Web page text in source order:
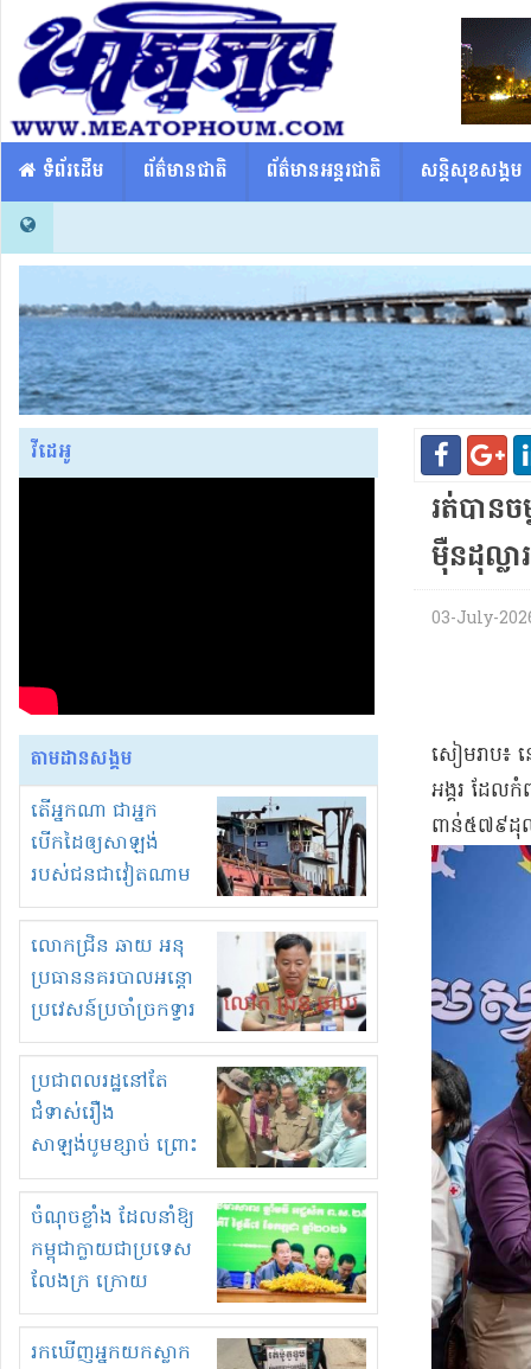
​​ ទំព័រដើម ព័ត៌មានជាតិ ព័ត៌មានអន្តរជាតិ សន្តិសុខសង្គម
វីដេអូ
តាមដានសង្គម
តើអ្នកណា ជាអ្នក
បើកដៃឲ្យសាឡង់
របស់ជនជាវៀតណាម
ចូល មកខុស
ច្បាប់លួចបូមខ្សាច់នៅ
ក្នុងប្រទេសកម្ពុជា
លោកជ្រិន ឆាយ អនុ
ប្រធាននគរបាលអន្តោ
ប្រវេសន៍ប្រចាំច្រកទ្វារ
ព្រំដែនភ្នំឌិន និងឈ្មួញ
មួយចំនួនទៀត
កំពង់តែគុបគិតគ្នា
ធ្វើសកម្មភាពរកស៊ីនិង
ស្តុកទំនិញគេចពន្ធ?
ប្រជាពលរដ្ឋនៅតែ
ជំទាស់រឿង
សាឡង់បូមខ្សាច់ ព្រោះ
ខ្លាចបាក់ច្រាំងទៀត!
ចំណុចខ្លាំង ដែលនាំឱ្យ
កម្ពុជាក្លាយជាប្រទេស
លែងក្រ ក្រោយ
ឆ្នាំ២០៣០
រកឃើញអ្នកយកស្លាក
រត់​បាន​
ម៉ឺន​ដុល្ល
03-July-
សៀមរាប​៖
អង្គរ ដែ
ពាន់​៥៧៩​ដុ